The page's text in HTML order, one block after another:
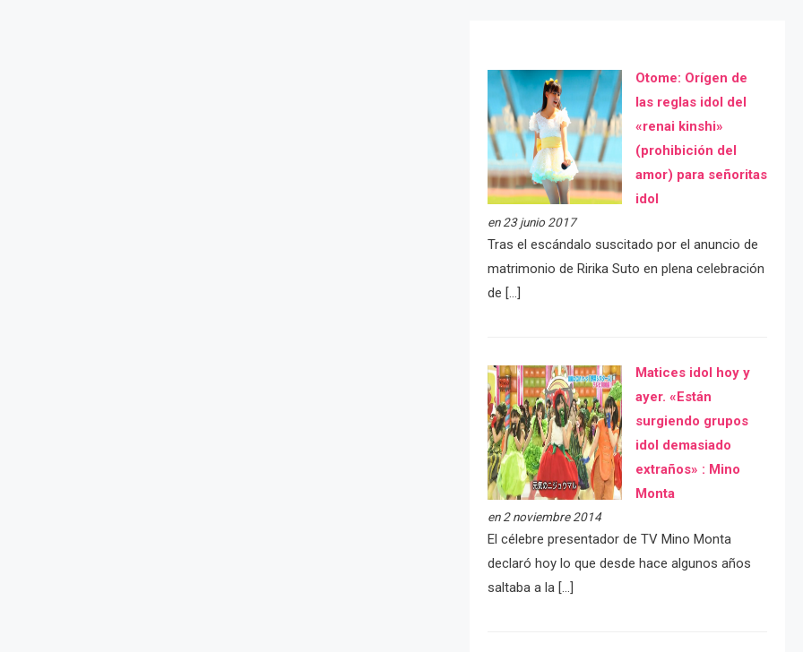
Otome: Orígen de
las reglas idol del
«renai kinshi»
(prohibición del
amor) para señoritas
idol
en 23 junio 2017
Tras el escándalo suscitado por el anuncio de
matrimonio de Ririka Suto en plena celebración
de […]
Matices idol hoy y
ayer. «Están
surgiendo grupos
idol demasiado
extraños» : Mino
Monta
en 2 noviembre 2014
El célebre presentador de TV Mino Monta
declaró hoy lo que desde hace algunos años
saltaba a la […]